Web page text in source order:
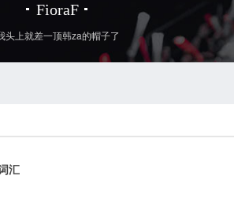
FioraF
头上就差一顶韩za的帽子了
汇